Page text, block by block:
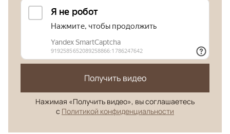
Получить видео
Нажимая «Получить видео», вы соглашаетесь
с Политикой конфиденциальности